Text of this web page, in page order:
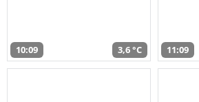
10:09 3,6 °C 11:09